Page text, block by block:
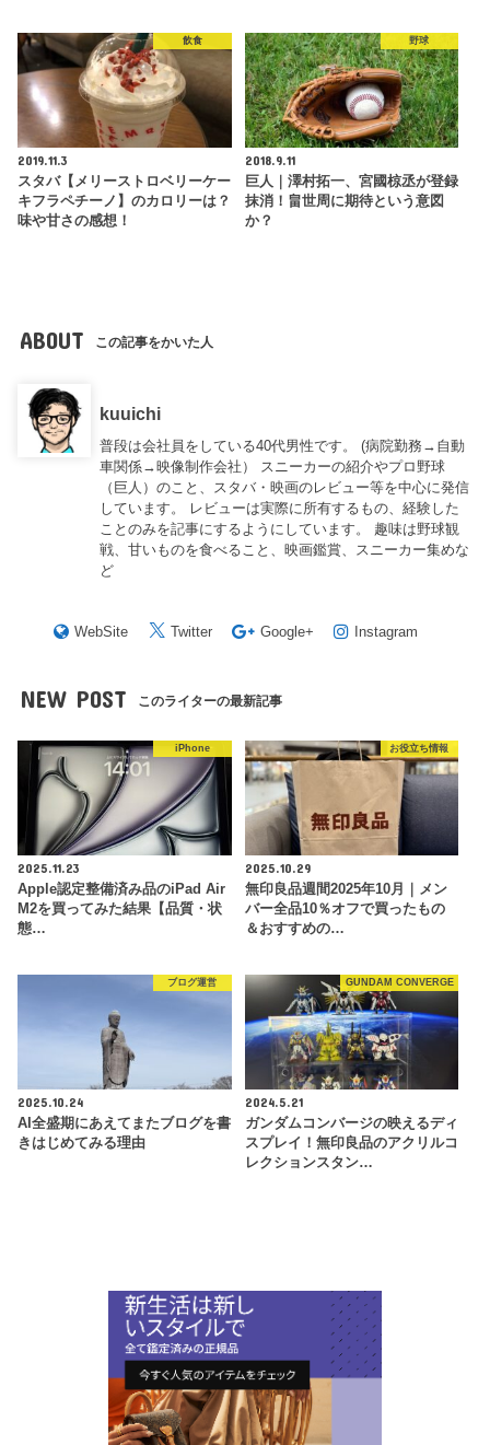
飲食
2019.11.3
スタバ【メリーストロベリーケー
キフラペチーノ】のカロリーは？
味や甘さの感想！
野球
2018.9.11
巨人｜澤村拓一、宮國椋丞が登録
抹消！畠世周に期待という意図
か？
ABOUT この記事をかいた人
kuuichi
普段は会社員をしている40代男性です。 (病院勤務→自動
車関係→映像制作会社） スニーカーの紹介やプロ野球
（巨人）のこと、スタバ・映画のレビュー等を中心に発信
しています。 レビューは実際に所有するもの、経験した
ことのみを記事にするようにしています。 趣味は野球観
戦、甘いものを食べること、映画鑑賞、スニーカー集めな
ど
WebSite Twitter Google+ Instagram
NEW POST このライターの最新記事
iPhone
2025.11.23
Apple認定整備済み品のiPad Air
M2を買ってみた結果【品質・状
態…
お役立ち情報
2025.10.29
無印良品週間2025年10月｜メン
バー全品10％オフで買ったもの
＆おすすめの…
ブログ運営
2025.10.24
AI全盛期にあえてまたブログを書
きはじめてみる理由
GUNDAM CONVERGE
2024.5.21
ガンダムコンバージの映えるディ
スプレイ！無印良品のアクリルコ
レクションスタン…